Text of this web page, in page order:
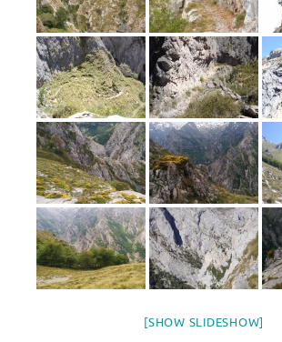
[SHOW SLIDESHOW]